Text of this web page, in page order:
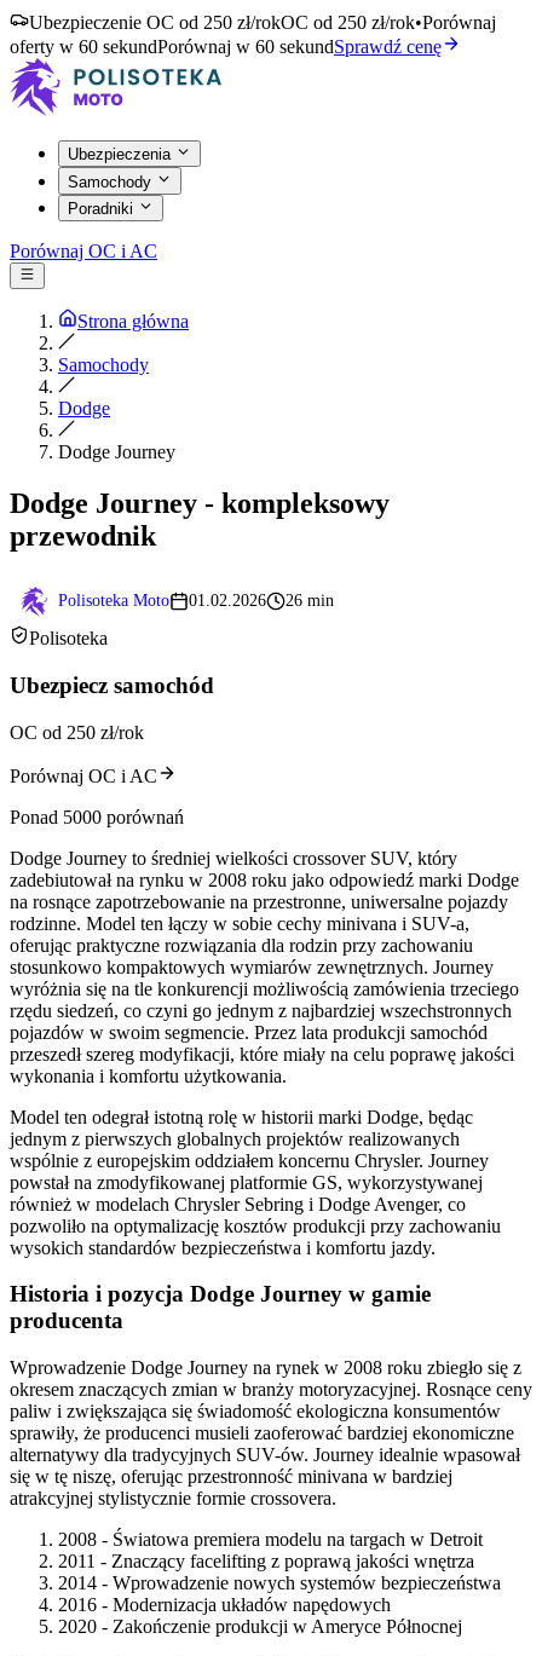
Ubezpieczenie OC od 250 zł/rokOC od 250 zł/rok•Porównaj
oferty w 60 sekundPorównaj w 60 sekundSprawdź cenę
Ubezpieczenia
Samochody
Poradniki
Porównaj OC i AC
Strona główna
Samochody
Dodge
Dodge Journey
Dodge Journey - kompleksowy
przewodnik
Polisoteka Moto 01.02.2026 26 min
Polisoteka
Ubezpiecz samochód
OC od 250 zł/rok
Porównaj OC i AC
Ponad 5000 porównań
Dodge Journey to średniej wielkości crossover SUV, który
zadebiutował na rynku w 2008 roku jako odpowiedź marki Dodge
na rosnące zapotrzebowanie na przestronne, uniwersalne pojazdy
rodzinne. Model ten łączy w sobie cechy minivana i SUV-a,
oferując praktyczne rozwiązania dla rodzin przy zachowaniu
stosunkowo kompaktowych wymiarów zewnętrznych. Journey
wyróżnia się na tle konkurencji możliwością zamówienia trzeciego
rzędu siedzeń, co czyni go jednym z najbardziej wszechstronnych
pojazdów w swoim segmencie. Przez lata produkcji samochód
przeszedł szereg modyfikacji, które miały na celu poprawę jakości
wykonania i komfortu użytkowania.
Model ten odegrał istotną rolę w historii marki Dodge, będąc
jednym z pierwszych globalnych projektów realizowanych
wspólnie z europejskim oddziałem koncernu Chrysler. Journey
powstał na zmodyfikowanej platformie GS, wykorzystywanej
również w modelach Chrysler Sebring i Dodge Avenger, co
pozwoliło na optymalizację kosztów produkcji przy zachowaniu
wysokich standardów bezpieczeństwa i komfortu jazdy.
Historia i pozycja Dodge Journey w gamie
producenta
Wprowadzenie Dodge Journey na rynek w 2008 roku zbiegło się z
okresem znaczących zmian w branży motoryzacyjnej. Rosnące ceny
paliw i zwiększająca się świadomość ekologiczna konsumentów
sprawiły, że producenci musieli zaoferować bardziej ekonomiczne
alternatywy dla tradycyjnych SUV-ów. Journey idealnie wpasował
się w tę niszę, oferując przestronność minivana w bardziej
atrakcyjnej stylistycznie formie crossovera.
2008 - Światowa premiera modelu na targach w Detroit
2011 - Znaczący facelifting z poprawą jakości wnętrza
2014 - Wprowadzenie nowych systemów bezpieczeństwa
2016 - Modernizacja układów napędowych
2020 - Zakończenie produkcji w Ameryce Północnej